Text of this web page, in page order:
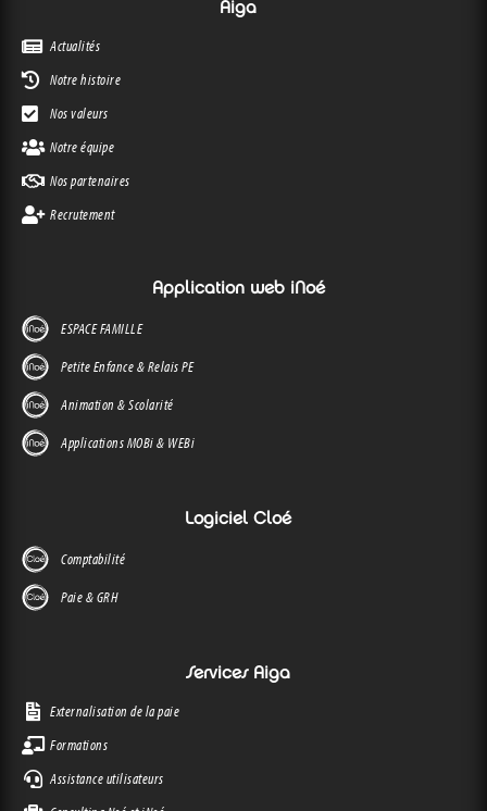
Aiga
Actualités
Notre histoire
Nos valeurs
Notre équipe
Nos partenaires
Recrutement
Application web iNoé
ESPACE FAMILLE
Petite Enfance & Relais PE
Animation & Scolarité
Applications MOBi & WEBi
Logiciel Cloé
Comptabilité
Paie & GRH
Services Aiga
Externalisation de la paie
Formations
Assistance utilisateurs